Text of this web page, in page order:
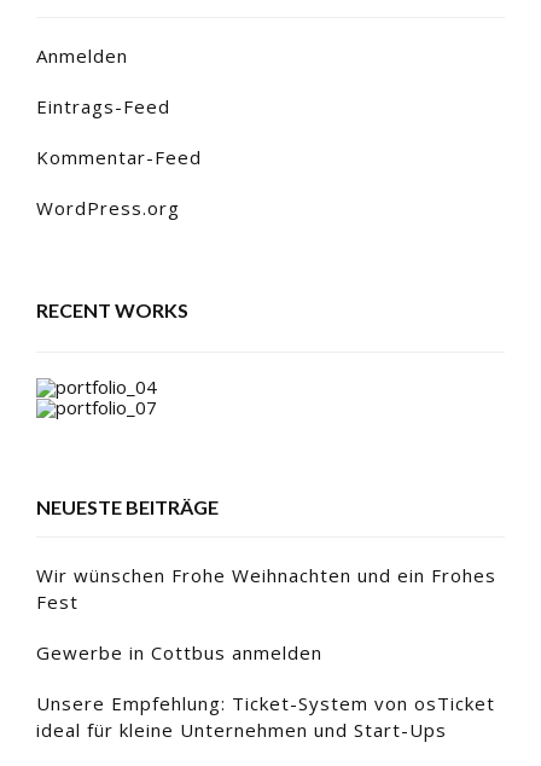
Anmelden
Eintrags-Feed
Kommentar-Feed
WordPress.org
RECENT WORKS
NEUESTE BEITRÄGE
Wir wünschen Frohe Weihnachten und ein Frohes
Fest
Gewerbe in Cottbus anmelden
Unsere Empfehlung: Ticket-System von osTicket
ideal für kleine Unternehmen und Start-Ups